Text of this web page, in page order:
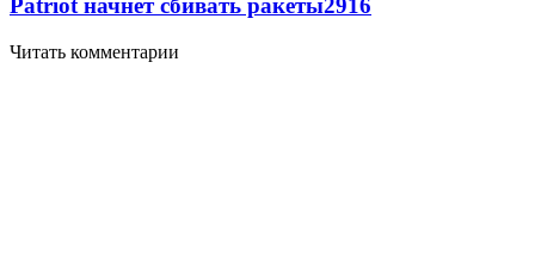
Patriot начнет сбивать ракеты2916
Читать комментарии